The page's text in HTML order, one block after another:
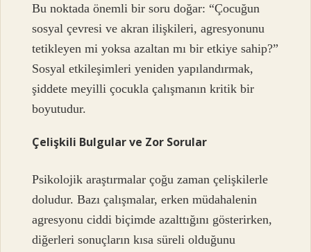
Bu noktada önemli bir soru doğar: “Çocuğun
sosyal çevresi ve akran ilişkileri, agresyonunu
tetikleyen mi yoksa azaltan mı bir etkiye sahip?”
Sosyal etkileşimleri yeniden yapılandırmak,
şiddete meyilli çocukla çalışmanın kritik bir
boyutudur.
Çelişkili Bulgular ve Zor Sorular
Psikolojik araştırmalar çoğu zaman çelişkilerle
doludur. Bazı çalışmalar, erken müdahalenin
agresyonu ciddi biçimde azalttığını gösterirken,
diğerleri sonuçların kısa süreli olduğunu